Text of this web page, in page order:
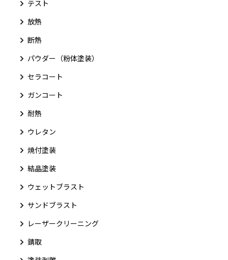
テスト
放熱
断熱
パウダー（粉体塗装）
セラコート
ガンコート
耐熱
ウレタン
焼付塗装
結晶塗装
ウェットブラスト
サンドブラスト
レーザークリーニング
錆取